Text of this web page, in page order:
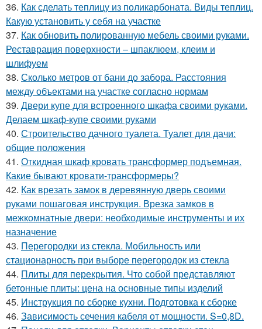
36. Как сделать теплицу из поликарбоната. Виды теплиц.
Какую установить у себя на участке
37. Как обновить полированную мебель своими руками.
Реставрация поверхности – шпаклюем, клеим и
шлифуем
38. Сколько метров от бани до забора. Расстояния
между объектами на участке согласно нормам
39. Двери купе для встроенного шкафа своими руками.
Делаем шкаф-купе своими руками
40. Строительство дачного туалета. Туалет для дачи:
общие положения
41. Откидная шкаф кровать трансформер подъемная.
Какие бывают кровати-трансформеры?
42. Как врезать замок в деревянную дверь своими
руками пошаговая инструкция. Врезка замков в
межкомнатные двери: необходимые инструменты и их
назначение
43. Перегородки из стекла. Мобильность или
стационарность при выборе перегородок из стекла
44. Плиты для перекрытия. Что собой представляют
бетонные плиты: цена на основные типы изделий
45. Инструкция по сборке кухни. Подготовка к сборке
46. Зависимость сечения кабеля от мощности. S=0,8D.